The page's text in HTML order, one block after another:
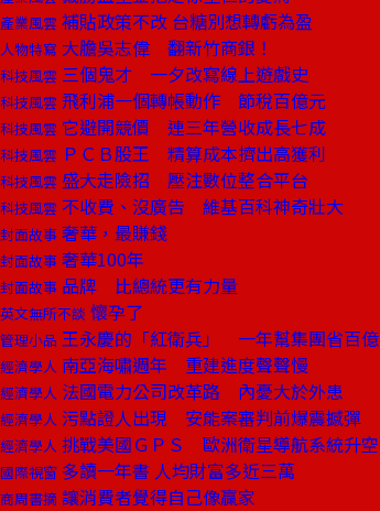
產業風雲 補貼政策不改 台糖別想轉虧為盈
人物特寫 大膽吳志偉 翻新竹商銀！
科技風雲 三個鬼才 一夕改寫線上遊戲史
科技風雲 飛利浦一個轉帳動作 節稅百億元
科技風雲 它避開競價 連三年營收成長七成
科技風雲 ＰＣＢ股王 精算成本擠出高獲利
科技風雲 盛大走險招 壓注數位整合平台
科技風雲 不收費、沒廣告 維基百科神奇壯大
封面故事 奢華，最賺錢
封面故事 奢華100年
封面故事 品牌 比總統更有力量
英文無所不談 懷孕了
管理小品 王永慶的「紅衛兵」 一年幫集團省百億
經濟學人 南亞海嘯週年 重建進度聲聲慢
經濟學人 法國電力公司改革路 內憂大於外患
經濟學人 污點證人出現 安能案審判前爆震撼彈
經濟學人 挑戰美國ＧＰＳ 歐洲衛星導航系統升空
國際視窗 多讀一年書 人均財富多近三萬
商周書摘 讓消費者覺得自己像贏家